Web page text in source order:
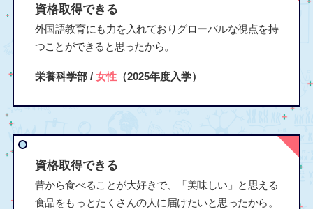
資格取得できる
外国語教育にも力を入れておりグローバルな視点を持
つことができると思ったから。
栄養科学部 / 女性（2025年度入学）
資格取得できる
昔から食べることが大好きで、「美味しい」と思える
食品をもっとたくさんの人に届けたいと思ったから。